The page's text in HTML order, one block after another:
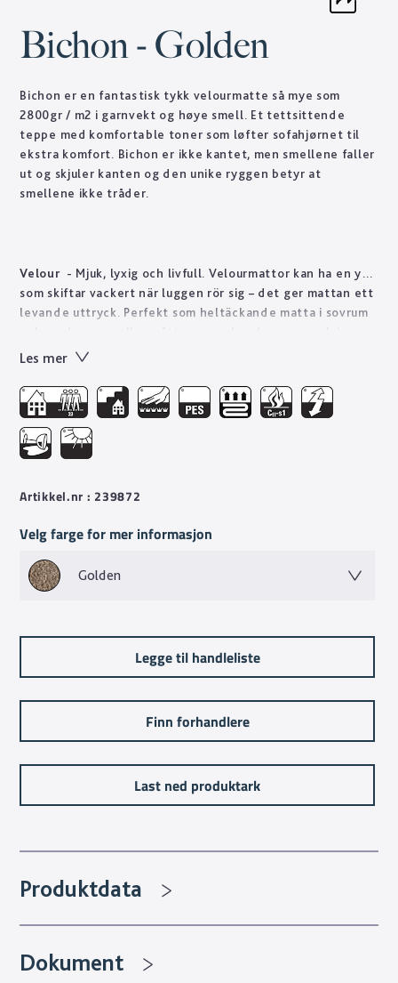
Bichon - Golden
Bichon er en fantastisk tykk velourmatte så mye som
2800gr / m2 i garnvekt og høye smell. Et tettsittende
teppe med komfortable toner som løfter sofahjørnet til
ekstra komfort. Bichon er ikke kantet, men smellene faller
ut og skjuler kanten og den unike ryggen betyr at
smellene ikke tråder.
Velour - Mjuk, lyxig och livfull. Velourmattor kan ha en yta
som skiftar vackert när luggen rör sig – det ger mattan ett
levande uttryck. Perfekt som heltäckande matta i sovrum
soffan. Golvabia har ett stort utbud av velourmattor i olika
hållbar i även offentliga miljöer som hotellrum, butik och
restaurang.
Les mer
Artikkel.nr : 239872
Velg farge for mer informasjon
Golden
Legge til handleliste
Finn forhandlere
Last ned produktark
Produktdata
Dokument